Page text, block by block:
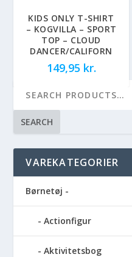
KIDS ONLY T-SHIRT
– KOGVILLA – SPORT
TOP – CLOUD
DANCER/CALIFORN
149,95 kr.
SEARCH
VAREKATEGORIER
Børnetøj -
Actionfigur
Aktivitetsbog